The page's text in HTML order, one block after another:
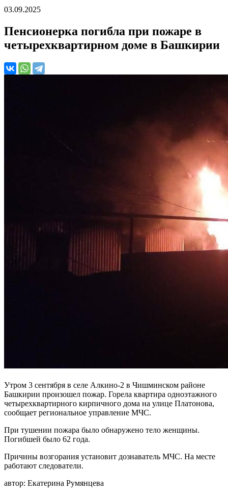
03.09.2025
Пенсионерка погибла при пожаре в
четырехквартирном доме в Башкирии
Утром 3 сентября в селе Алкино-2 в Чишминском районе
Башкирии произошел пожар. Горела квартира одноэтажного
четырехквартирного кирпичного дома на улице Платонова,
сообщает региональное управление МЧС.
При тушении пожара было обнаружено тело женщины.
Погибшей было 62 года.
Причины возгорания установит дознаватель МЧС. На месте
работают следователи.
автор: Екатерина Румянцева